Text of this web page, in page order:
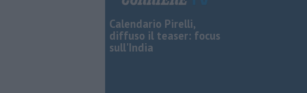
Calendario Pirelli,
diffuso il teaser: focus
sull'India